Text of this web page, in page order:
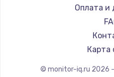
Оплата и
Карта
© monitor-iq.ru 2026